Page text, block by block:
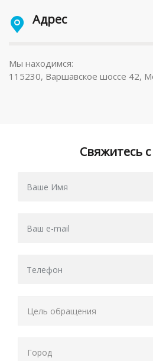
Адрес
Мы находимся:
115230, Варшавское шоссе 42,
Свяжитесь